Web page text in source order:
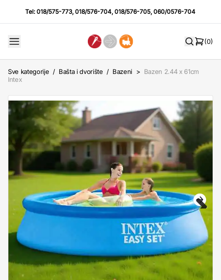
Tel:018/575-773,018/576-704,018/576-705,060/0576-704
(0)
Sve kategorije / Bašta i dvorište / Bazeni > Bazen 2.44 x 61cm
Intex